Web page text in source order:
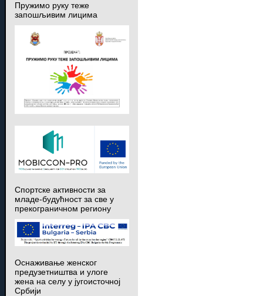
Пружимо руку теже
запошљивим лицима
Спортске активности за
младе-будућност за све у
прекограничном региону
Оснаживање женског
предузетништва и улоге
жена на селу у југоисточној
Србији